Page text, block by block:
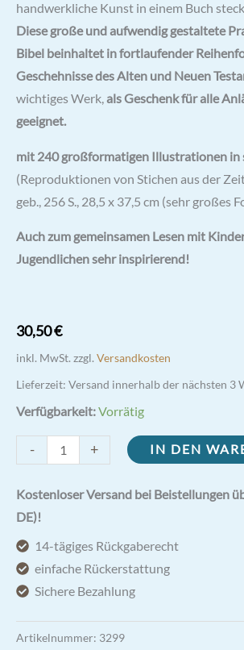
handwerkliche Kunst in einem Buch
Diese große und aufwendig gestaltete
Bibel beinhaltet in fortlaufender
Geschehnisse des Alten und Neuen
wichtiges Werk,als Geschenk für alle
geeignet.
mit 240 großformatigen Illustrationen in
(Reproduktionen von Stichen aus der
geb., 256 S., 28,5 x 37,5 cm (sehr großes
Auch zum gemeinsamen Lesen mit
Jugendlichen sehr inspirierend!
30,50€
inkl. MwSt. zzgl. Versandkosten
Lieferzeit: Versand innerhalb der nächsten 3
Verfügbarkeit:Vorrätig
-
Katholische
Bilderbibel
von
1909
Menge
+ IN DEN
Kostenloser Versand bei Beistellungen
DE)!
14-tägiges Rückgaberecht
einfache Rückerstattung
Sichere Bezahlung
Artikelnummer: 3299